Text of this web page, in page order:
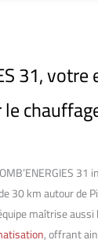
31,
30 km autour de
maîtrise aussi
, offrant